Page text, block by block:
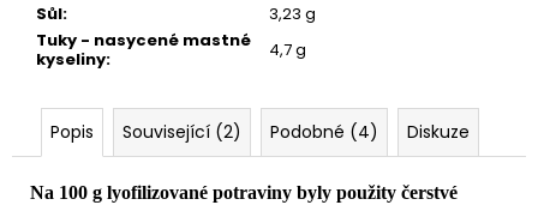
Sůl:
3,23 g
Tuky - nasycené mastné
kyseliny: 4,7 g
Popis Související (2) Podobné (4) Diskuze
Na 100 g lyofilizované potraviny byly použity čerstvé